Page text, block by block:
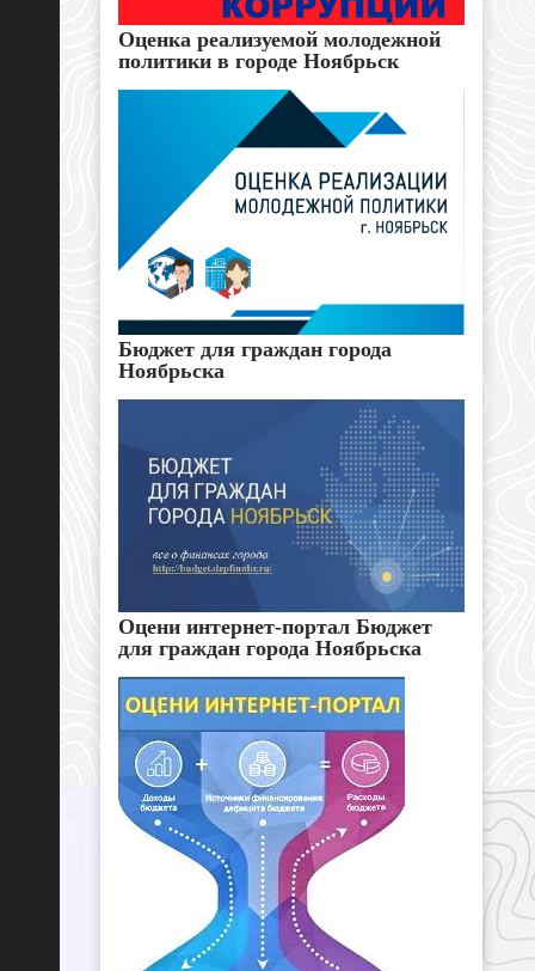
Оценка реализуемой молодежной
политики в городе Ноябрьск
Бюджет для граждан города
Ноябрьска
Оцени интернет-портал Бюджет
для граждан города Ноябрьска